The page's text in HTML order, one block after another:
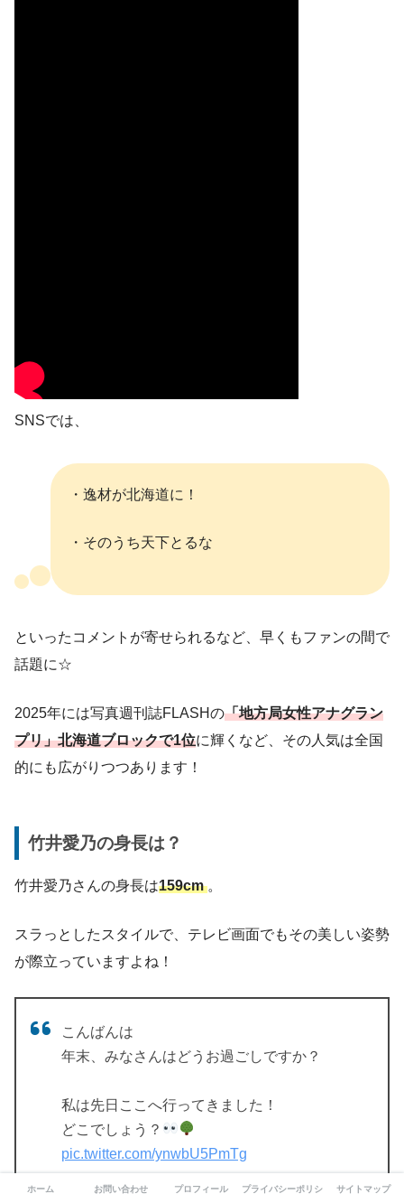
SNSでは、
・逸材が北海道に！
・そのうち天下とるな
といったコメントが寄せられるなど、早くもファンの間で
話題に☆
2025年には写真週刊誌FLASHの「地方局女性アナグラン
プリ」北海道ブロックで1位に輝くなど、その人気は全国
的にも広がりつつあります！
竹井愛乃の身長は？
竹井愛乃さんの身長は159cm。
スラっとしたスタイルで、テレビ画面でもその美しい姿勢
が際立っていますよね！
こんばんは
年末、みなさんはどうお過ごしですか？
私は先日ここへ行ってきました！
どこでしょう？
pic.twitter.com/ynwbU5PmTg
— 竹井愛乃 STVアナウンサー (@aino_arara)
ホーム お問い合わせ プロフィール プライバシーポリシー サイトマップ